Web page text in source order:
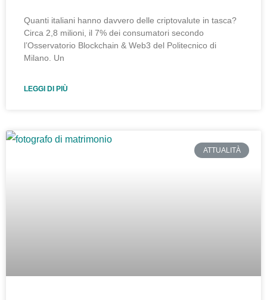
Quanti italiani hanno davvero delle criptovalute in tasca?
Circa 2,8 milioni, il 7% dei consumatori secondo
l’Osservatorio Blockchain & Web3 del Politecnico di
Milano. Un
LEGGI DI PIÙ
ATTUALITÀ